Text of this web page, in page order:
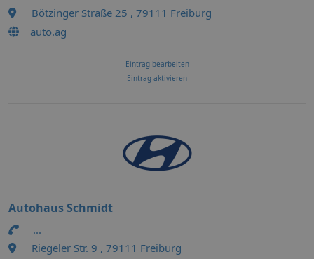
Bötzinger Straße 25 , 79111 Freiburg
auto.ag
Eintrag bearbeiten
Eintrag aktivieren
Autohaus Schmidt
...
Riegeler Str. 9 , 79111 Freiburg